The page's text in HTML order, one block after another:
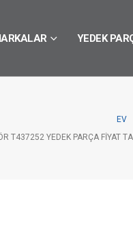
YEDEK
EV
T437252 YEDEK PARÇA FIYAT